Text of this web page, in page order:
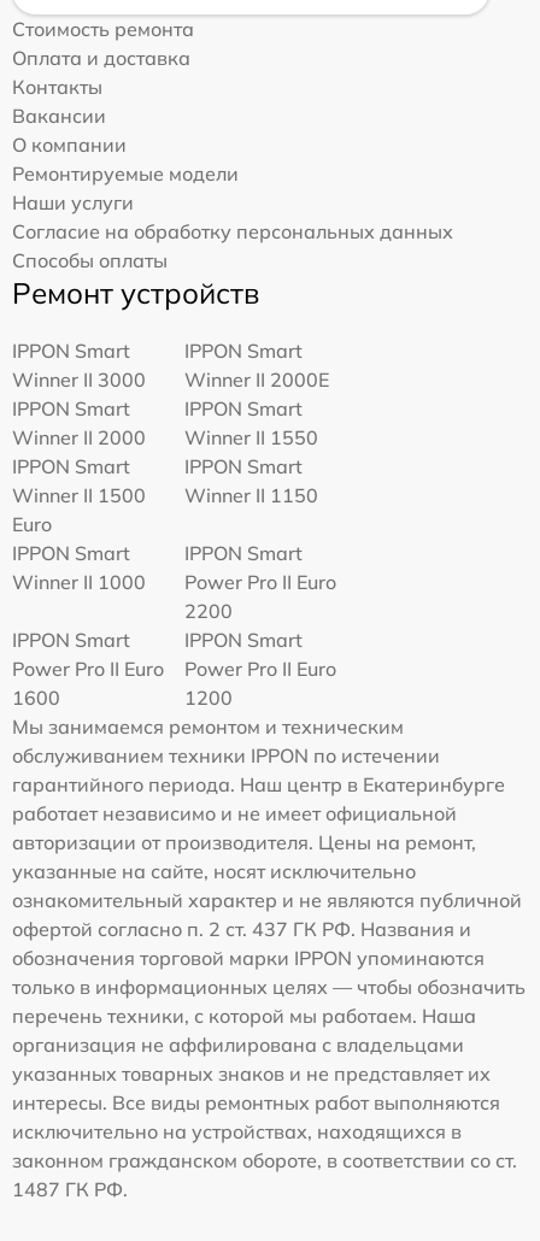
Стоимость ремонта
Оплата и доставка
Контакты
Вакансии
О компании
Ремонтируемые модели
Наши услуги
Согласие на обработку персональных данных
Способы оплаты
Ремонт устройств
IPPON Smart
Winner II 3000
IPPON Smart
Winner II 2000E
IPPON Smart
Winner II 2000
IPPON Smart
Winner II 1550
IPPON Smart
Winner II 1500
Euro
IPPON Smart
Winner II 1150
IPPON Smart
Winner II 1000
IPPON Smart
Power Pro II Euro
2200
IPPON Smart
Power Pro II Euro
1600
IPPON Smart
Power Pro II Euro
1200
Мы занимаемся ремонтом и техническим
обслуживанием техники IPPON по истечении
гарантийного периода. Наш центр в Екатеринбурге
работает независимо и не имеет официальной
авторизации от производителя. Цены на ремонт,
указанные на сайте, носят исключительно
ознакомительный характер и не являются публичной
офертой согласно п. 2 ст. 437 ГК РФ. Названия и
обозначения торговой марки IPPON упоминаются
только в информационных целях — чтобы обозначить
перечень техники, с которой мы работаем. Наша
организация не аффилирована с владельцами
указанных товарных знаков и не представляет их
интересы. Все виды ремонтных работ выполняются
исключительно на устройствах, находящихся в
законном гражданском обороте, в соответствии со ст.
1487 ГК РФ.